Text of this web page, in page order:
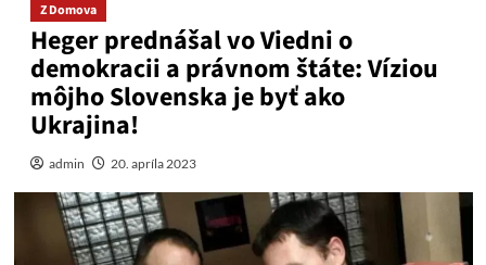
Z Domova
Heger prednášal vo Viedni o
demokracii a právnom štáte: Víziou
môjho Slovenska je byť ako
Ukrajina!
admin 20. apríla 2023